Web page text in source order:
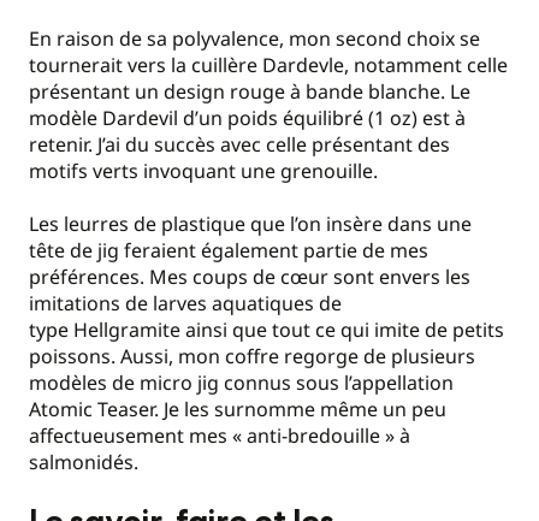
En raison de sa polyvalence, mon second choix se
tournerait vers la cuillère Dardevle, notamment celle
présentant un design rouge à bande blanche. Le
modèle Dardevil d’un poids équilibré (1 oz) est à
retenir. J’ai du succès avec celle présentant des
motifs verts invoquant une grenouille.
Les leurres de plastique que l’on insère dans une
tête de jig feraient également partie de mes
préférences. Mes coups de cœur sont envers les
imitations de larves aquatiques de
type Hellgramite ainsi que tout ce qui imite de petits
poissons. Aussi, mon coffre regorge de plusieurs
modèles de micro jig connus sous l’appellation
Atomic Teaser. Je les surnomme même un peu
affectueusement mes « anti-bredouille » à
salmonidés.